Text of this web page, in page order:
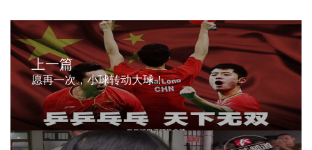
上一篇
愿再一次，小球转动大球！